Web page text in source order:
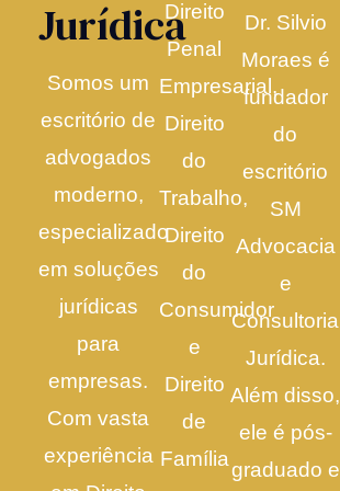
Jurídica
Somos um
escritório de
advogados
moderno,
especializado
em soluções
jurídicas
para
empresas.
Com vasta
experiência
Direito
Penal
Empresarial,
Direito
do
Trabalho,
Direito
do
Consumidor
e
Direito
de
Família
Dr. Silvio
Moraes é
fundador
do
escritório
SM
Advocacia
e
Consultoria
Jurídica.
Além disso,
ele é pós-
graduado e